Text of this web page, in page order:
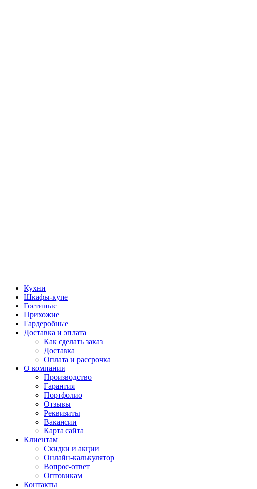
Кухни
Шкафы-купе
Гостиные
Прихожие
Гардеробные
Доставка и оплата
Как сделать заказ
Доставка
Оплата и рассрочка
О компании
Производство
Гарантия
Портфолио
Отзывы
Реквизиты
Вакансии
Карта сайта
Клиентам
Скидки и акции
Онлайн-калькулятор
Вопрос-ответ
Оптовикам
Контакты